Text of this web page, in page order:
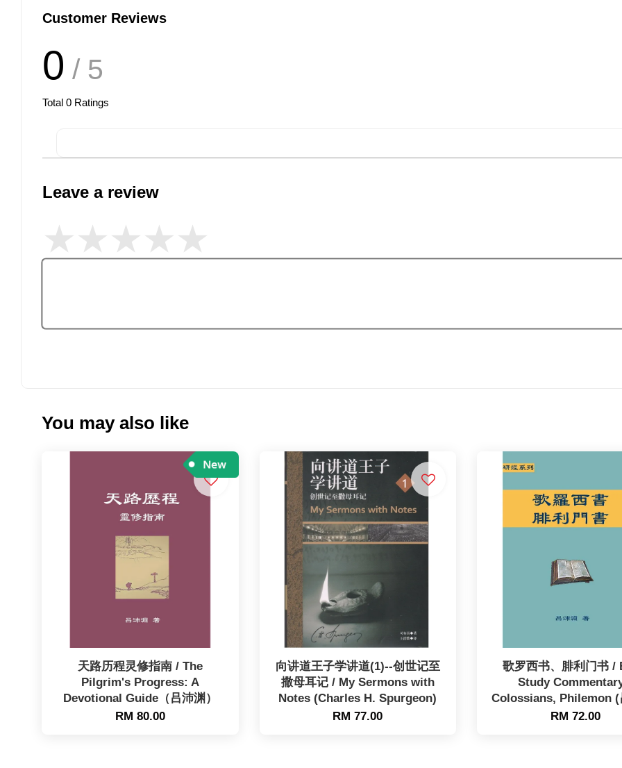
Customer Reviews
0 / 5
Total 0 Ratings
Leave a review
You may also like
天路历程灵修指南 / The
Pilgrim's Progress: A
Devotional Guide（吕沛渊）
RM 80.00
向讲道王子学讲道(1)--创世记至
撒母耳记 / My Sermons with
Notes (Charles H. Spurgeon)
RM 77.00
歌罗西书、腓利门书 /
Study
Colossians, Philemon (
RM 72.00